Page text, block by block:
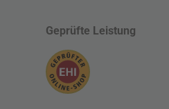
Geprüfte Leistung